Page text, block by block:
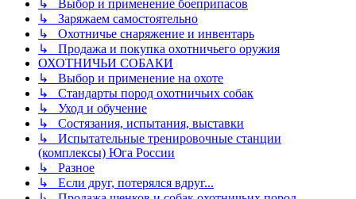
↳ Выбор и применение боеприпасов
↳ Заряжаем самостоятельно
↳ Охотничье снаряжение и инвентарь
↳ Продажа и покупка охотничьего оружия
ОХОТНИЧЬИ СОБАКИ
↳ Выбор и применение на охоте
↳ Стандарты пород охотничьих собак
↳ Уход и обучение
↳ Состязания, испытания, выставки
↳ Испытательные тренировочные станции
(комплексы) Юга России
↳ Разное
↳ Если друг, потерялся вдруг...